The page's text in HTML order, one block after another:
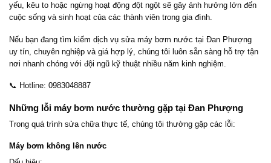
yếu, kêu to hoặc ngừng hoạt động đột ngột sẽ gây ảnh hưởng lớn đến
cuộc sống và sinh hoạt của các thành viên trong gia đình.
Nếu bạn đang tìm kiếm dịch vụ sửa máy bơm nước tại Đan Phượng
uy tín, chuyên nghiệp và giá hợp lý, chúng tôi luôn sẵn sàng hỗ trợ tận
nơi nhanh chóng với đội ngũ kỹ thuật nhiều năm kinh nghiệm.
📞 Hotline: 0983048887
Những lỗi máy bơm nước thường gặp tại Đan Phượng
Trong quá trình sửa chữa thực tế, chúng tôi thường gặp các lỗi:
Máy bơm không lên nước